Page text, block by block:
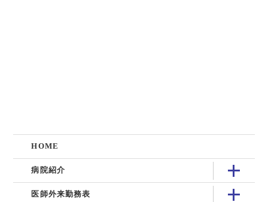
HOME
病院紹介
医師外来勤務表